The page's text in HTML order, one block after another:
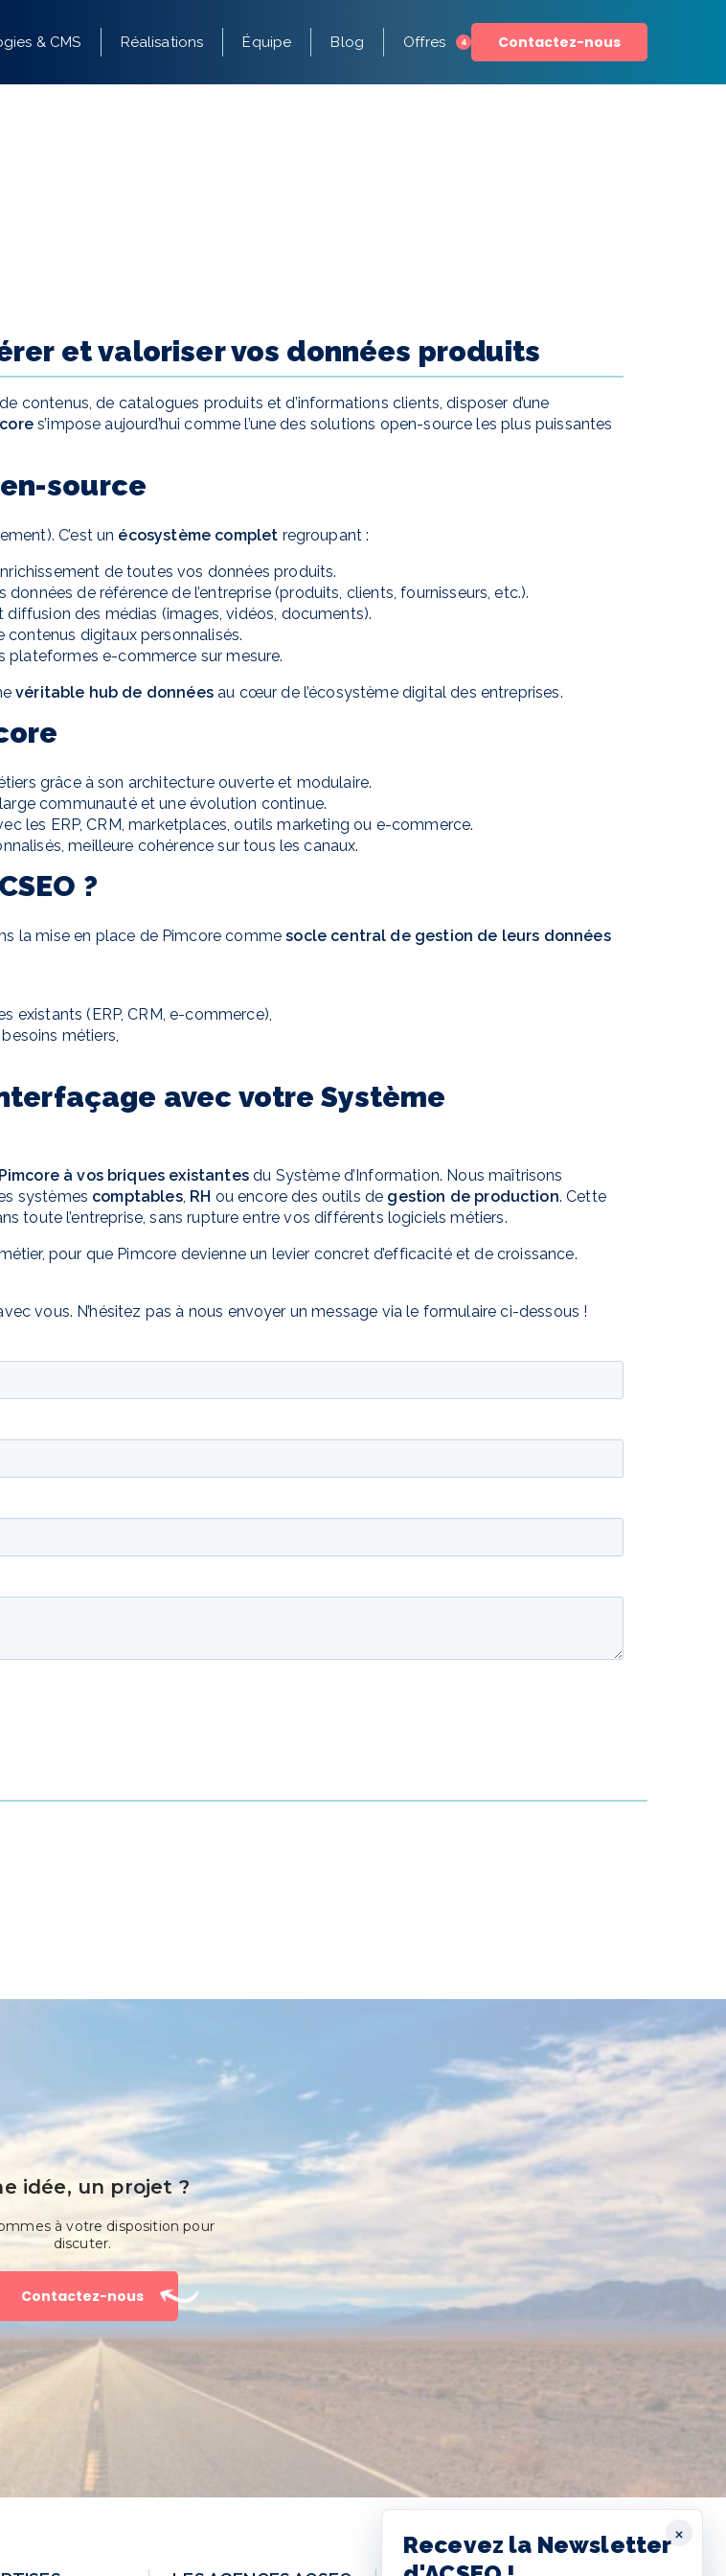
& CMS Réalisations Équipe Blog Offres 4 Contactez-nous
×
Recevez la Newsletter
et valoriser vos données produits
contenus, de catalogues produits et d’informations clients, disposer d’une
s’impose aujourd’hui comme l’une des solutions open-source les plus puissantes
source
C’est un écosystème complet regroupant :
de toutes vos données produits.
données de référence de l’entreprise (produits, clients, fournisseurs, etc.).
des médias (images, vidéos, documents).
digitaux personnalisés.
plateformes e-commerce sur mesure.
véritable hub de donnéesau cœur de l’écosystème digital des entreprises.
grâce à son architecture ouverte et modulaire.
communauté et une évolution continue.
les ERP, CRM, marketplaces, outils marketing ou e-commerce.
meilleure cohérence sur tous les canaux.
?
la mise en place de Pimcore commesocle central de gestion de leurs données
existants (ERP, CRM, e-commerce),
métiers,
avec votre Système
à vos briques existantesdu Système d’Information. Nous maîtrisons
systèmes comptables, RH ou encore des outils de gestion de production. Cette
toute l’entreprise, sans rupture entre vos différents logiciels métiers.
pour que Pimcore devienne un levier concret d’efficacité et de croissance.
vous. N’hésitez pas à nous envoyer un message via le formulaire ci-dessous !
idée, un projet ?
à votre disposition pour
discuter.
Contactez-nous